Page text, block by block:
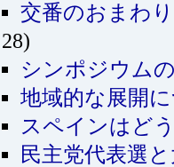
交番のおまわ
28)
シンポジウム
地域的な展開
スペインはど
民主党代表選